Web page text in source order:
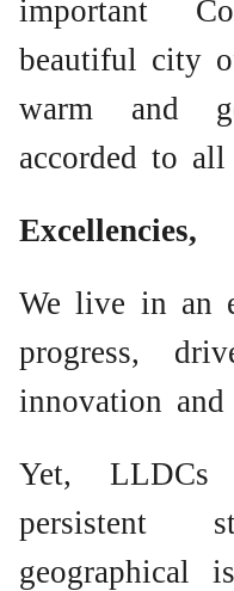
important
beautiful city
warm and
accorded to
Excellencies,
We live in an
progress,
innovation
Yet, LLDCs
persistent
geographical